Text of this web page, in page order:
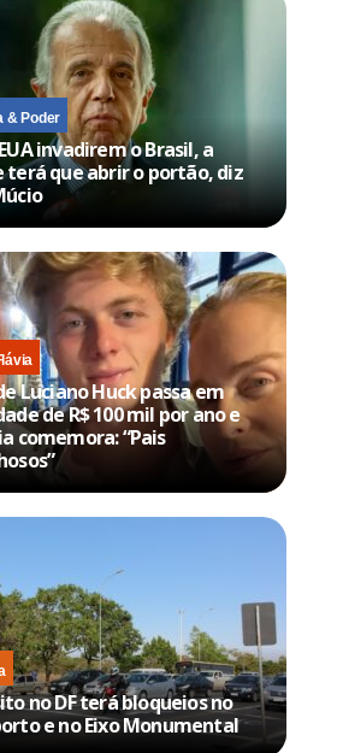
& Poder
invadirem o Brasil, a
terá que abrir o portão, diz
Luciano Huck passa em
de R$ 100 mil por ano e
comemora: “Pais
no DF terá bloqueios no
e no Eixo Monumental